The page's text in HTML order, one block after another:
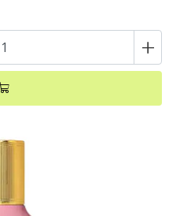
+